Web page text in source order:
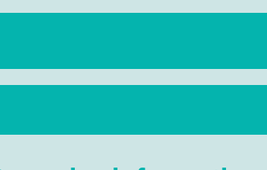
Veranstaltungen, Wandern, Kunst und Kultur im